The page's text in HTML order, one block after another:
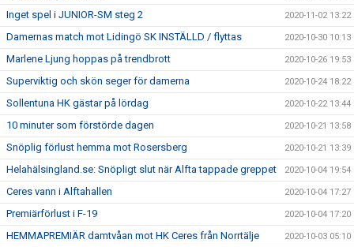
Inget spel i JUNIOR-SM steg 2 2020-11-02 13:22
Damernas match mot Lidingö SK INSTÄLLD / flyttas 2020-10-30 10:13
Marlene Ljung hoppas på trendbrott 2020-10-26 19:53
Superviktig och skön seger för damerna 2020-10-24 18:22
Sollentuna HK gästar på lördag 2020-10-22 13:44
10 minuter som förstörde dagen 2020-10-21 13:58
Snöplig förlust hemma mot Rosersberg 2020-10-21 13:39
Helahälsingland.se: Snöpligt slut när Alfta tappade greppet 2020-10-04 19:54
Ceres vann i Alftahallen 2020-10-04 17:27
Premiärförlust i F-19 2020-10-04 17:20
HEMMAPREMIÄR damtvåan mot HK Ceres från Norrtälje 2020-10-03 05:10